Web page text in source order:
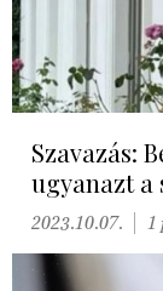
Szavazás:
ugyanazt a
2023.10.07. 1